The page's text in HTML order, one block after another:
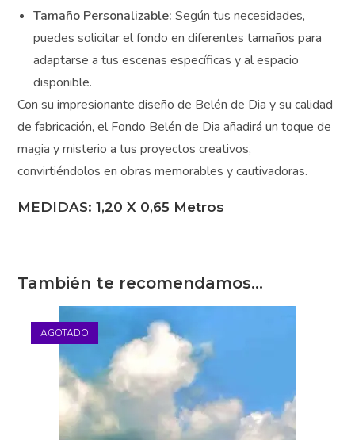
proyectos creativos donde se requiera un telón de
fondo temático.
Tamaño Personalizable:
Según tus necesidades,
puedes solicitar el fondo en diferentes tamaños para
adaptarse a tus escenas específicas y al espacio
Con su impresionante diseño de Belén de Dia y su
calidad de fabricación, el Fondo Belén de Dia añadirá un
toque de magia y misterio a tus proyectos creativos,
También te recomendamos…
AGOTADO